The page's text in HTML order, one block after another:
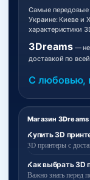
Магазин 3Dreams
Купить 3D
3D принтеры с
Как выбрать 3D
Важно знать перед
Самые передовые
Украине: Киеве и
характеристики
3Dreams—
доставкой по
С любовью,